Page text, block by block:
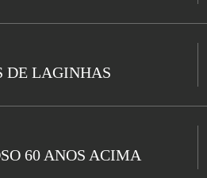
DE LAGINHAS
60 ANOS ACIMA